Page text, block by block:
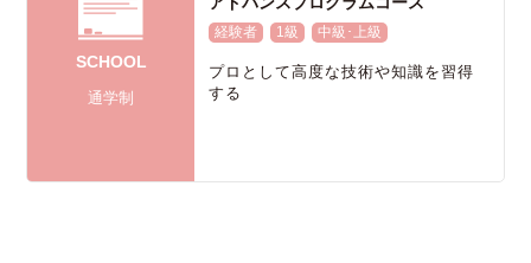
SCHOOL
通学制
経験者 1級 中級･上級
プロとして高度な技術や知識を習得
する